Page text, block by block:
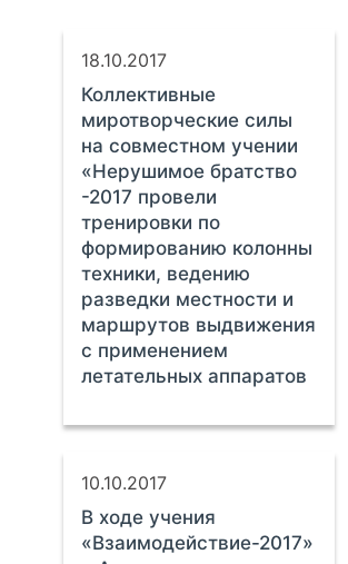
18.10.2017
Коллективные
миротворческие силы
на совместном учении
«Нерушимое братство
-2017 провели
тренировки по
формированию колонны
техники, ведению
разведки местности и
маршрутов выдвижения
с применением
летательных аппаратов
10.10.2017
В ходе учения
«Взаимодействие-2017»